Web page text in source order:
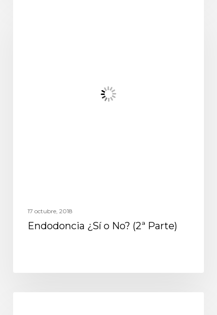
17 octubre, 2018
Endodoncia ¿Sí o No? (2ª Parte)